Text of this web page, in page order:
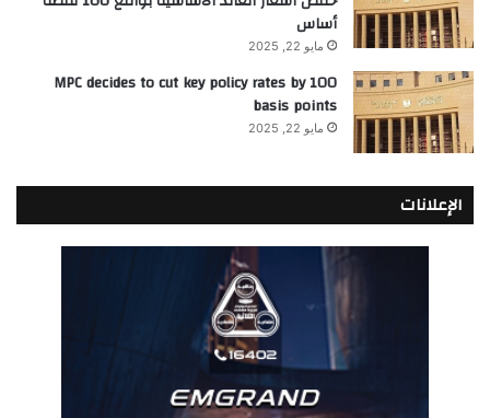
أساس
مايو 22, 2025
MPC decides to cut key policy rates by 100
basis points
مايو 22, 2025
الإعلانات